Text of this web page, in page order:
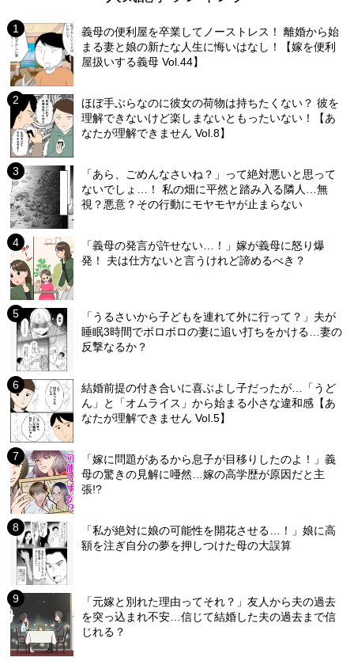
義母の便利屋を卒業してノーストレス！ 離婚から始
まる妻と娘の新たな人生に悔いはなし！【嫁を便利
屋扱いする義母 Vol.44】
ほぼ手ぶらなのに彼女の荷物は持ちたくない？ 彼を
理解できないけど楽しまないともったいない！【あ
なたが理解できません Vol.8】
「あら、ごめんなさいね？」って絶対悪いと思って
ないでしょ…！ 私の畑に平然と踏み入る隣人…無
視？悪意？その行動にモヤモヤが止まらない
「義母の発言が許せない…！」嫁が義母に怒り爆
発！ 夫は仕方ないと言うけれど諦めるべき？
「うるさいから子どもを連れて外に行って？」夫が
睡眠3時間でボロボロの妻に追い打ちをかける…妻の
反撃なるか？
結婚前提の付き合いに喜ぶよし子だったが…「うど
ん」と「オムライス」から始まる小さな違和感【あ
なたが理解できません Vol.5】
「嫁に問題があるから息子が目移りしたのよ！」義
母の驚きの見解に唖然…嫁の高学歴が原因だと主
張!?
「私が絶対に娘の可能性を開花させる…！」娘に高
額を注ぎ自分の夢を押しつけた母の大誤算
「元嫁と別れた理由ってそれ？」友人から夫の過去
を突っ込まれ不安…信じて結婚した夫の過去まで信
じれる？